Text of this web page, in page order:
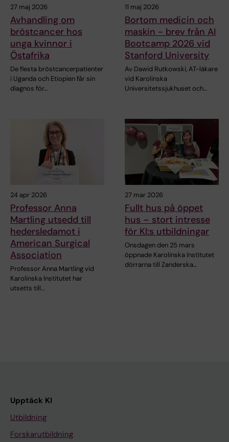
27 maj 2026
Avhandling om
bröstcancer hos
unga kvinnor i
Östafrika
De flesta bröstcancerpatienter
i Uganda och Etiopien får sin
diagnos för…
11 maj 2026
Bortom medicin och
maskin - brev från AI
Bootcamp 2026 vid
Stanford University
Av Dawid Rutkowski, AT-läkare
vid Karolinska
Universitetssjukhuset och…
24 apr 2026
Professor Anna
Martling utsedd till
hedersledamot i
American Surgical
Association
Professor Anna Martling vid
Karolinska Institutet har
utsetts till…
27 mar 2026
Fullt hus på öppet
hus – stort intresse
för KI:s utbildningar
Onsdagen den 25 mars
öppnade Karolinska Institutet
dörrarna till Zanderska…
Upptäck KI
Utbildning
Forskarutbildning